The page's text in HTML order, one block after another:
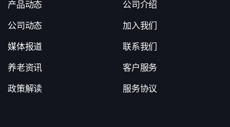
产品动态
公司动态
媒体报道
养老资讯
政策解读
公司介绍
加入我们
联系我们
客户服务
服务协议